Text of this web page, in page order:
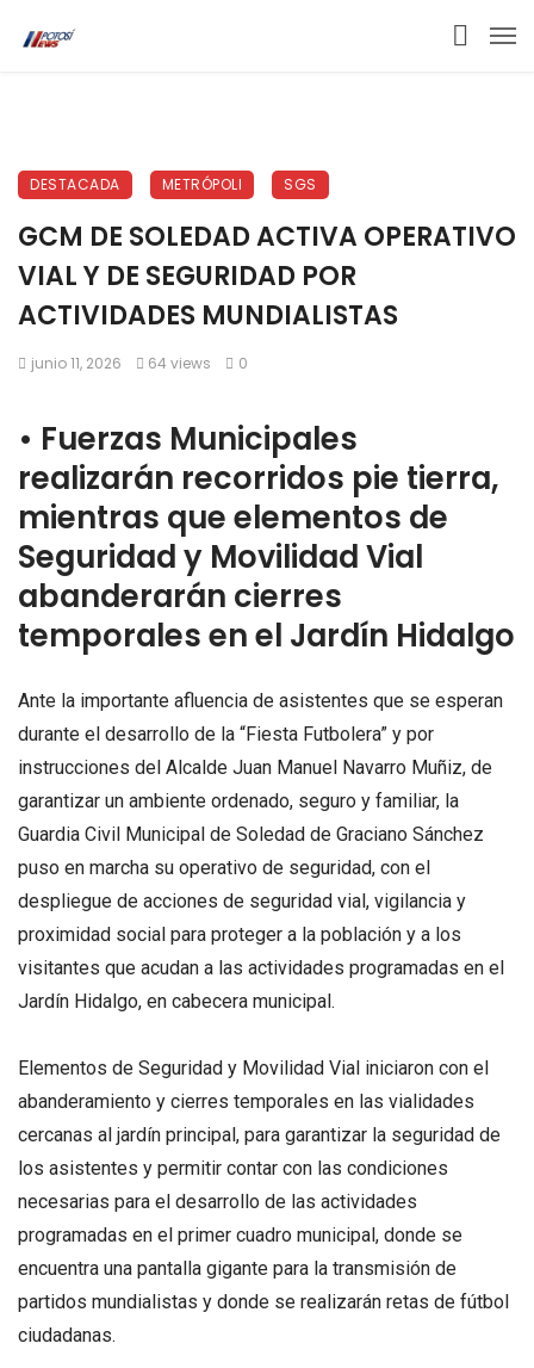
DESTACADA METRÓPOLI SGS
GCM DE SOLEDAD ACTIVA OPERATIVO
VIAL Y DE SEGURIDAD POR
ACTIVIDADES MUNDIALISTAS
junio 11, 2026 64 views 0
•⁠ ⁠Fuerzas Municipales
realizarán recorridos pie tierra,
mientras que elementos de
Seguridad y Movilidad Vial
abanderarán cierres
temporales en el Jardín Hidalgo
Ante la importante afluencia de asistentes que se esperan
durante el desarrollo de la “Fiesta Futbolera” y por
instrucciones del Alcalde Juan Manuel Navarro Muñiz, de
garantizar un ambiente ordenado, seguro y familiar, la
Guardia Civil Municipal de Soledad de Graciano Sánchez
puso en marcha su operativo de seguridad, con el
despliegue de acciones de seguridad vial, vigilancia y
proximidad social para proteger a la población y a los
visitantes que acudan a las actividades programadas en el
Jardín Hidalgo, en cabecera municipal.
Elementos de Seguridad y Movilidad Vial iniciaron con el
abanderamiento y cierres temporales en las vialidades
cercanas al jardín principal, para garantizar la seguridad de
los asistentes y permitir contar con las condiciones
necesarias para el desarrollo de las actividades
programadas en el primer cuadro municipal, donde se
encuentra una pantalla gigante para la transmisión de
partidos mundialistas y donde se realizarán retas de fútbol
ciudadanas.